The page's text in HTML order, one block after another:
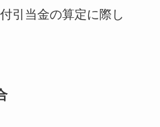
引当金の算定に際し